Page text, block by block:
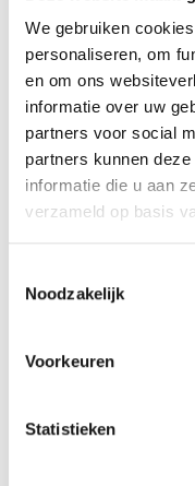
We gebruiken
personaliseren, om
en om ons
informatie over uw
partners voor social
partners kunnen
informatie die u aan
verzameld op basis
Noodzakelijk
Voorkeuren
Statistieken
Een
een clausule
één van de
verzekering
verzekering